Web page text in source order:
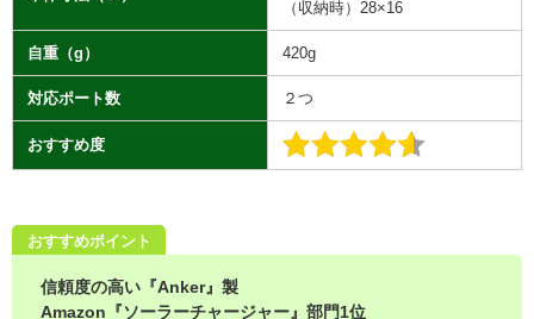
（収納時）28×16
自重（g） 420g
対応ポート数 ２つ
おすすめ度
おすすめポイント
信頼度の高い『Anker』製
Amazon『ソーラーチャージャー』部門1位